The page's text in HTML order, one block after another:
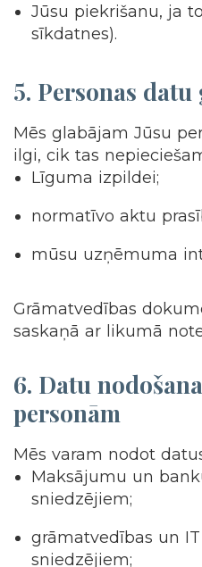
Jūsu piekrišanu, ja
sīkdatnes).
5. Personas datu
Mēs glabājam Jūsu
ilgi, cik tas
Līguma izpildei;
normatīvo aktu
mūsu uzņēmuma
Grāmatvedības
saskaņā ar likumā
6. Datu
personām
Mēs varam nodot
Maksājumu un
sniedzējiem;
grāmatvedības un
sniedzējiem;